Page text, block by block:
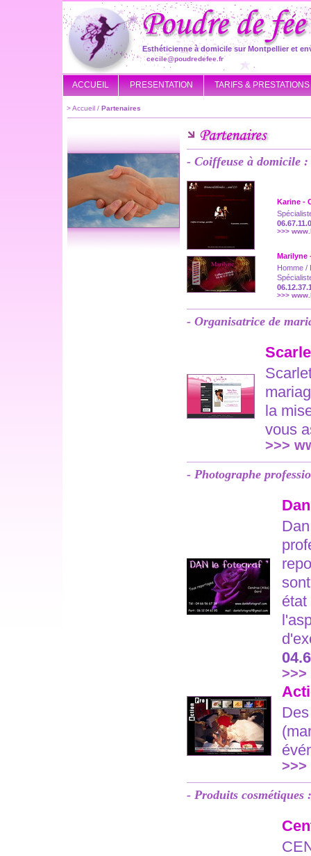
Esthéticienne à domicile sur Montpellier et
cecile@poudredefee.fr
ACCUEIL PRESENTATION TARIFS & PRESTATIONS
>Accueil / Partenaires
- Coiffeuse à domicile :
Karine -
>>>
Marilyne
Homme /
>>>
- Organisatrice de
la
vous
>>>
- Photographe
état
- Produits cosmétiques :